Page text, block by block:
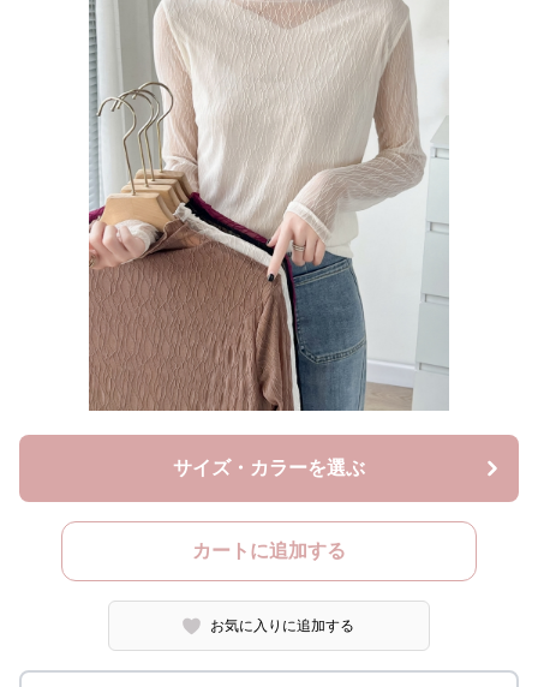
サイズ・カラーを選ぶ
カートに追加する
お気に入りに追加する